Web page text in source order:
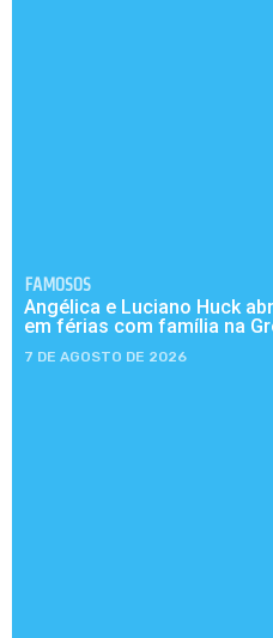
FAMOSOS
Angélica e Luciano Huck
em férias com família na
7 DE AGOSTO DE 2026